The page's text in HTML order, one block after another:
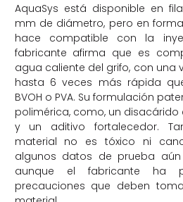
AquaSys está disponible en
mm de diámetro, pero en
hace compatible con la
fabricante afirma que es
agua caliente del grifo, con una
hasta 6 veces más rápida
BVOH o PVA. Su formulación
polimérica, como, un
y un aditivo fortalecedor.
material no es tóxico ni
algunos datos de prueba
aunque el fabricante ha
precauciones que deben